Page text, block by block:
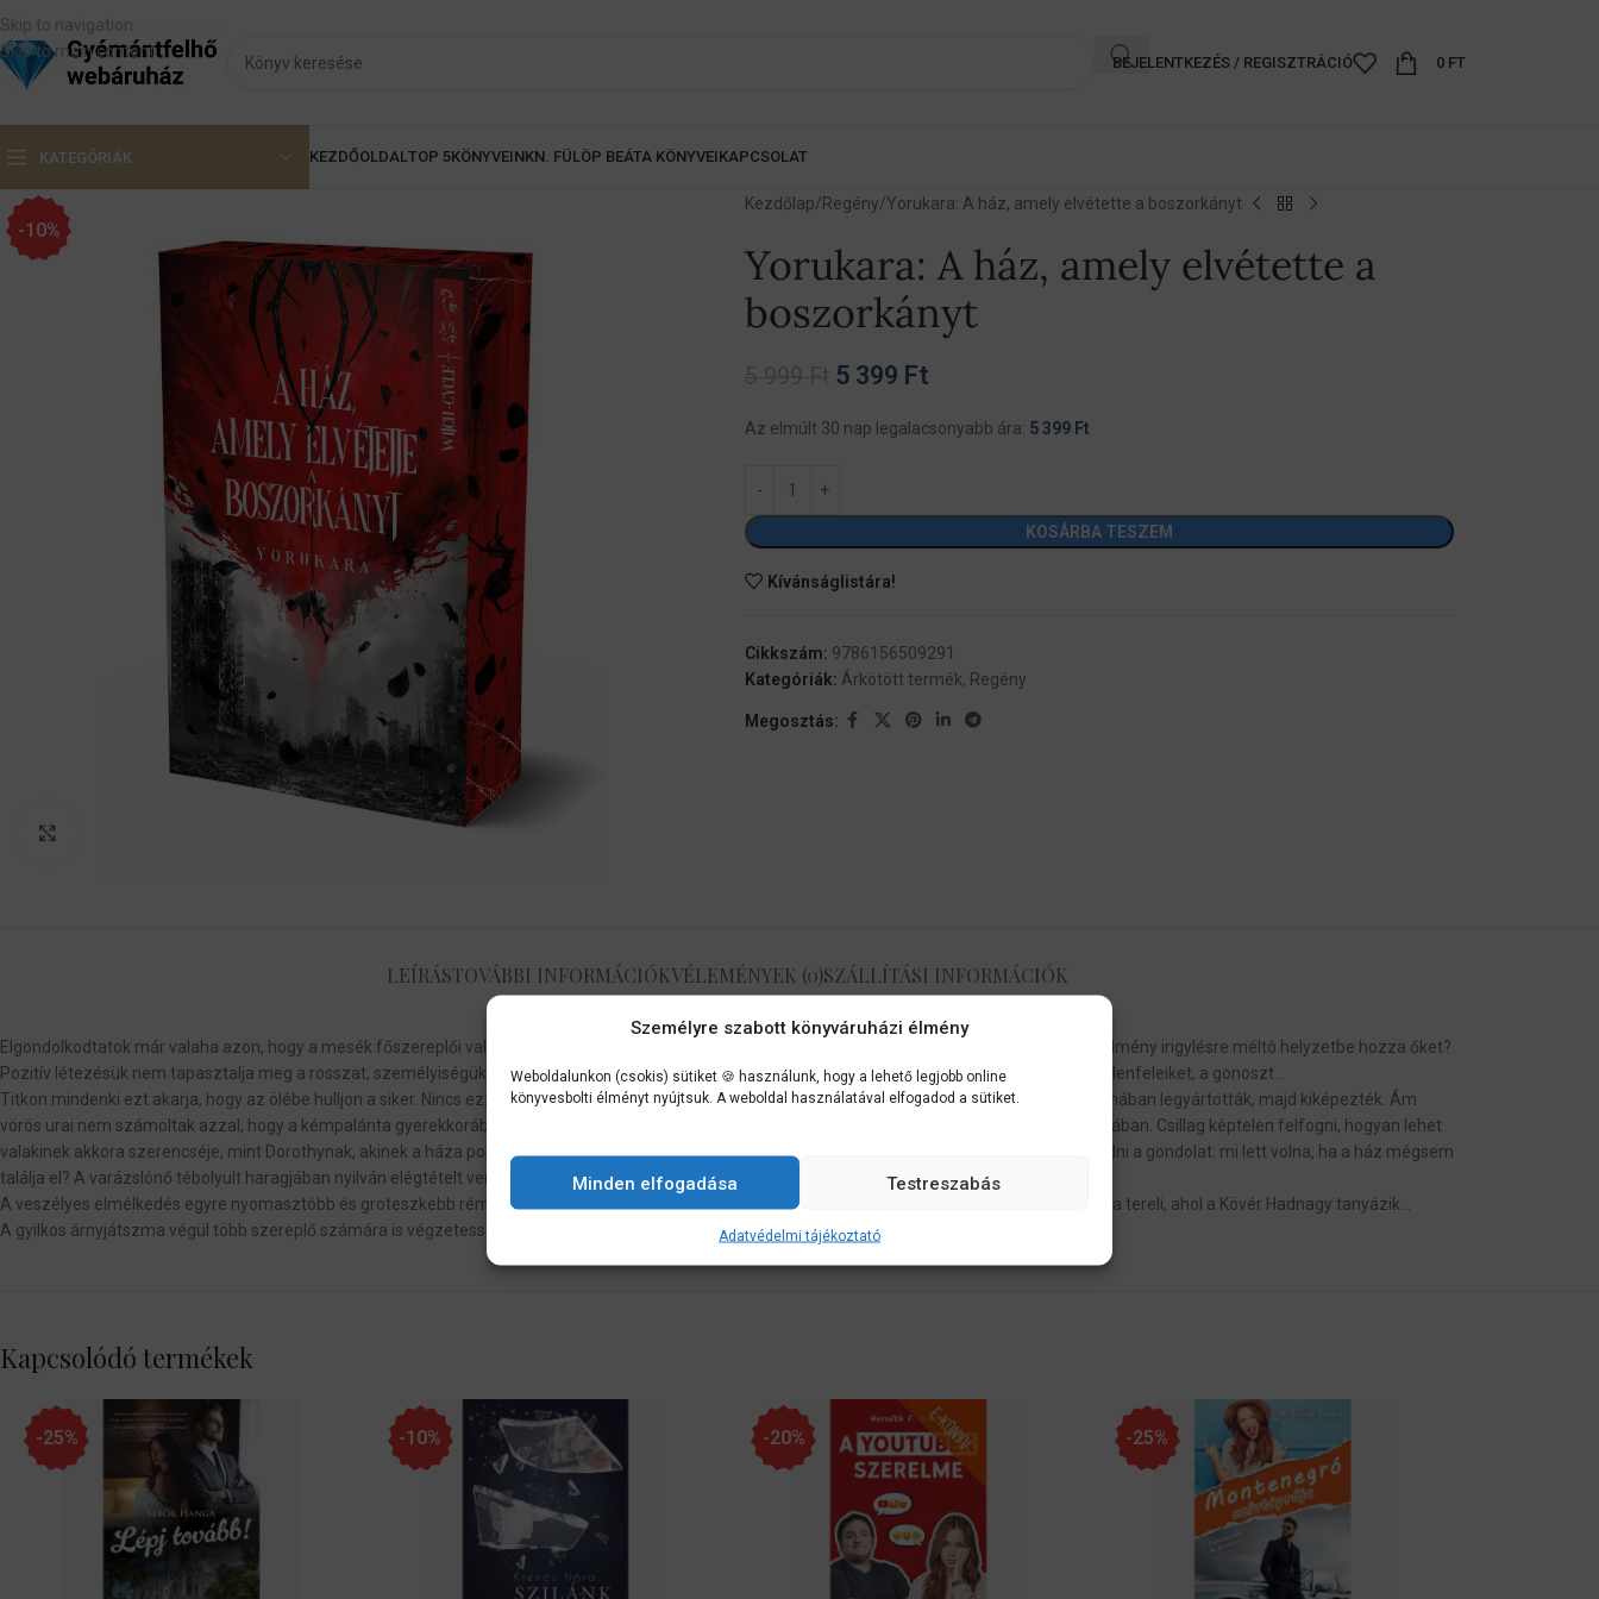
Személyre szabott könyváruházi élmény
Weboldalunkon (csokis) sütiket 🍪 használunk, hogy a lehető legjobb online
könyvesbolti élményt nyújtsuk. A weboldal használatával elfogadod a sütiket.
Minden elfogadása Testreszabás
Adatvédelmi tájékoztató
Skip to navigation
Skip to main content
BEJELENTKEZÉS / REGISZTRÁCIÓ 0 FT
KATEGÓRIÁK KEZDŐOLDALTOP 5KÖNYVEINKN. FÜLÖP BEÁTA KÖNYVEIKAPCSOLAT
-10%
Kezdőlap Regény Yorukara: A ház, amely elvétette a boszorkányt
Yorukara: A ház, amely elvétette a
boszorkányt
5 399 Ft
Az elmúlt 30 nap legalacsonyabb ára: 5 399 Ft
KOSÁRBA TESZEM
Kívánságlistára!
Cikkszám: 9786156509291
Kategóriák: Árkötött termék, Regény
Megosztás:
LEÍRÁSTOVÁBBI INFORMÁCIÓKVÉLEMÉNYEK (0)SZÁLLÍTÁSI INFORMÁCIÓK
Elgondolkodtatok már valaha azon, hogy a mesék főszereplői valójában azért olyan közkedveltek, mert a saját akaratukon kívül egy szerencsés körülmény irigylésre méltó helyzetbe hozza őket?
Pozitív létezésük nem tapasztalja meg a rosszat, személyiségük pedig színtiszta porcukor. Ennek ellenére könnyedén legyőzik jóval tapasztaltabb ellenfeleiket, a gonoszt…
Titkon mindenki ezt akarja, hogy az ölébe hulljon a siker. Nincs ezzel másképp Csillag sem. A különleges hírszerzőt Távol-Kelet legtitokzatosabb államában legyártották, majd kiképezték. Ám
vörös urai nem számoltak azzal, hogy a kémpalánta gyerekkorában megnézi az „Óz, a csodák csodája” című filmet, ami azonnal zavart okoz a tudatában. Csillag képtelen felfogni, hogyan lehet
valakinek akkora szerencséje, mint Dorothynak, akinek a háza pont a Gonosz Keleti Boszorkányra esik, és így azonnal végez vele. Nem hagyja nyugodni a gondolat: mi lett volna, ha a ház mégsem
találja el? A varázslónő tébolyult haragjában nyilván elégtételt venne.
A veszélyes elmélkedés egyre nyomasztóbb és groteszkebb rémálmokkal kezdi el gyötörni, végül egy fémből kovácsolt titokzatos növénylabirintusba tereli, ahol a Kövér Hadnagy tanyázik…
A gyilkos árnyjátszma végül több szereplő számára is végzetessé válik…
Kapcsolódó termékek
-25% -10% -20% -25%